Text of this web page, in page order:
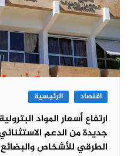
اقتصاد الرئيسية
ارتفاع أسعار المواد
جديدة من الدعم
الطرقي للأشخاص والبضائع